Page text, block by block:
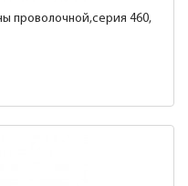
проволочной,серия 460,